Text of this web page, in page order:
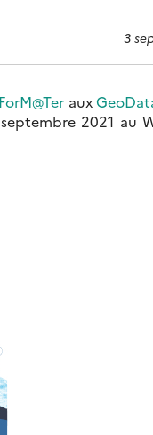
3
ForM@Ter aux
2021 au